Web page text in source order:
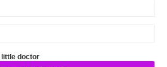
little doctor